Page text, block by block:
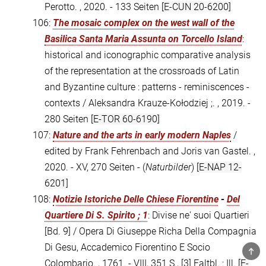
Perotto. , 2020. - 133 Seiten [E-CUN 20-6200]
106: The mosaic complex on the west wall of the
Basilica Santa Maria Assunta on Torcello Island:
historical and iconographic comparative analysis
of the representation at the crossroads of Latin
and Byzantine culture : patterns - reminiscences -
contexts / Aleksandra Krauze-Kołodziej ;. , 2019. -
280 Seiten [E-TOR 60-6190]
107: Nature and the arts in early modern Naples /
edited by Frank Fehrenbach and Joris van Gastel. ,
2020. - XV, 270 Seiten - (Naturbilder) [E-NAP 12-
6201]
108: Notizie Istoriche Delle Chiese Fiorentine - Del
Quartiere Di S. Spirito ; 1: Divise ne' suoi Quartieri
[Bd. 9] / Opera Di Giuseppe Richa Della Compagnia
Di Gesu, Accademico Fiorentino E Socio
Colombario. , 1761. - VIII, 351 S., [3] Faltbl. : Ill.
[E-
TOP